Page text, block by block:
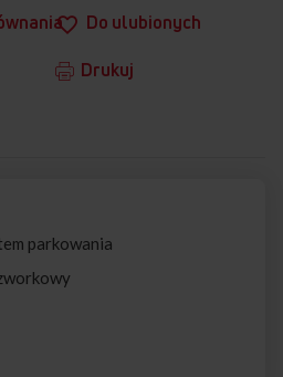
Do ulubionych
Drukuj
parkowania